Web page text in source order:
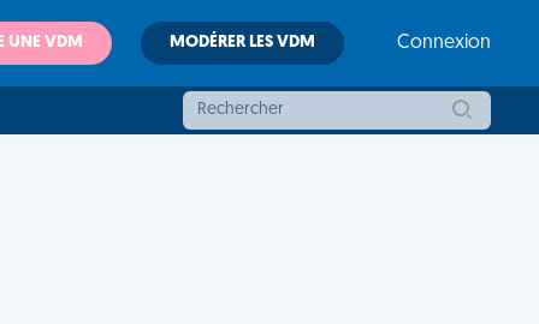
UNE VDM MODÉRER LES VDM Connexion